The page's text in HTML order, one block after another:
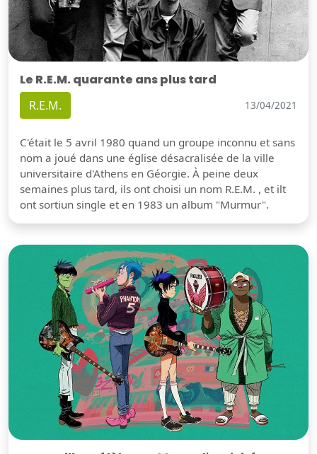
Le R.E.M. quarante ans plus tard
R.E.M. 13/04/2021
C'était le 5 avril 1980 quand un groupe inconnu et sans
nom a joué dans une église désacralisée de la ville
universitaire d'Athens en Géorgie. À peine deux
semaines plus tard, ils ont choisi un nom R.E.M. , et ilt
ont sortiun single et en 1983 un album "Murmur".